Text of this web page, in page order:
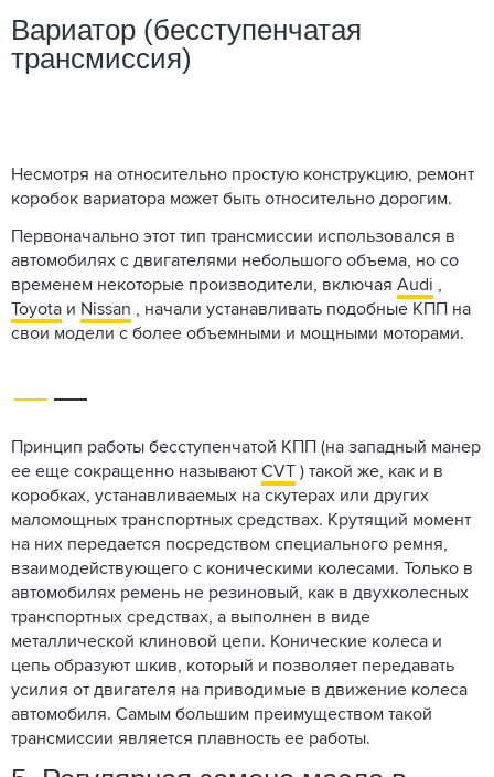
Вариатор (бесступенчатая
трансмиссия)
Несмотря на относительно простую конструкцию, ремонт
коробок вариатора может быть относительно дорогим.
Первоначально этот тип трансмиссии использовался в
автомобилях с двигателями небольшого объема, но со
временем некоторые производители, включая Audi ,
Toyota и Nissan , начали устанавливать подобные КПП на
свои модели с более объемными и мощными моторами.
Принцип работы бесступенчатой КПП (на западный манер
ее еще сокращенно называют CVT
) такой же, как и в
коробках, устанавливаемых на скутерах или других
маломощных транспортных средствах. Крутящий момент
на них передается посредством специального ремня,
взаимодействующего с коническими колесами. Только в
автомобилях ремень не резиновый, как в двухколесных
транспортных средствах, а выполнен в виде
металлической клиновой цепи. Конические колеса и
цепь образуют шкив, который и позволяет передавать
усилия от двигателя на приводимые в движение колеса
автомобиля. Самым большим преимуществом такой
трансмиссии является плавность ее работы.